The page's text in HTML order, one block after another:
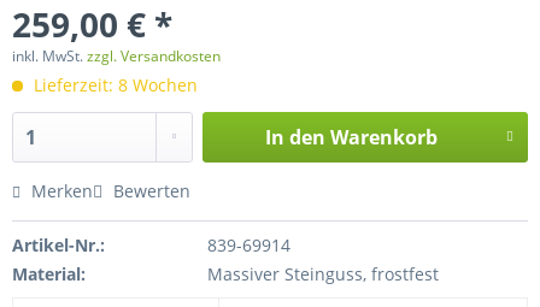
259,00 € *
inkl. MwSt.zzgl. Versandkosten
Lieferzeit: 8 Wochen
In den Warenkorb
Merken Bewerten
Artikel-Nr.:
839-69914
Material:
Massiver Steinguss, frostfest